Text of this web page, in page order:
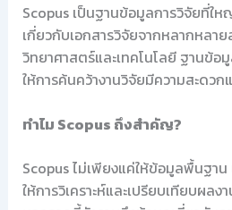
Scopus เป็นฐานข้อมูลการวิจัยที่ใ
เกี่ยวกับเอกสารวิจัยจากหลากหลาย
วิทยาศาสตร์และเทคโนโลยี ฐานข้
ให้การค้นคว้างานวิจัยมีความสะดวก
ทำไม Scopus ถึงสำคัญ?
Scopus ไม่เพียงแค่ให้ข้อมูลพื้นฐา
ให้การวิเคราะห์และเปรียบเทียบผลง